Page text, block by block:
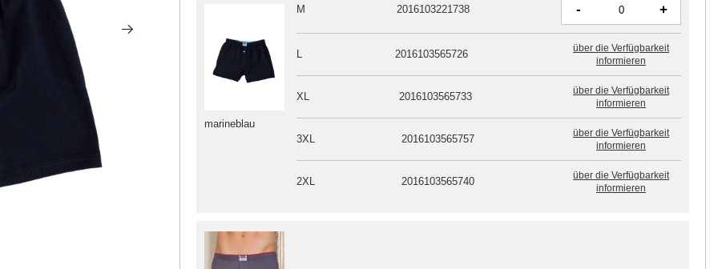
marineblau
M 2016103221738 - +
L 2016103565726
über die Verfügbarkeit
informieren
XL 2016103565733
über die Verfügbarkeit
informieren
3XL 2016103565757
über die Verfügbarkeit
informieren
2XL 2016103565740
über die Verfügbarkeit
informieren